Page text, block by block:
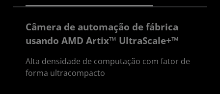
Câmera de automação de fábrica
usando AMD Artix™ UltraScale+™
Alta densidade de computação com fator de
forma ultracompacto